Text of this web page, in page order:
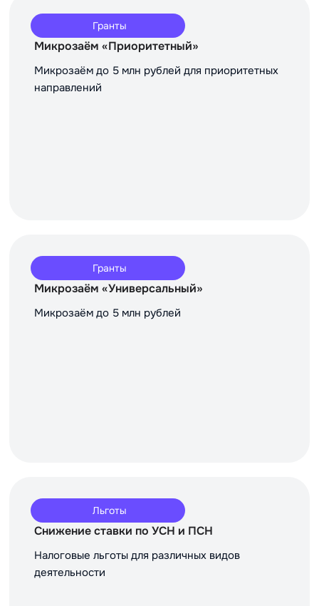
Гранты
Микрозаём «Приоритетный»
Микрозаём до 5 млн рублей для приоритетных
направлений
Гранты
Микрозаём «Универсальный»
Микрозаём до 5 млн рублей
Льготы
Снижение ставки по УСН и ПСН
Налоговые льготы для различных видов
деятельности